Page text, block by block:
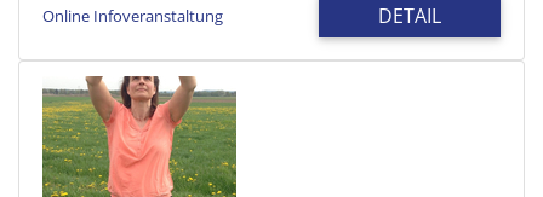
Online Infoveranstaltung DETAIL